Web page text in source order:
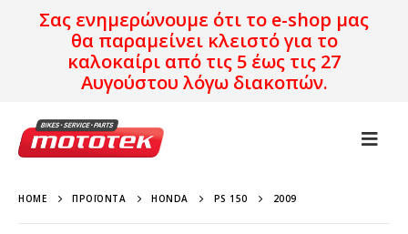
Σας ενημερώνουμε ότι το e-shop μας
θα παραμείνει κλειστό για το
καλοκαίρι από τις 5 έως τις 27
Αυγούστου λόγω διακοπών.
HOME ΠΡΟΪΌΝΤΑ HONDA PS 150 2009